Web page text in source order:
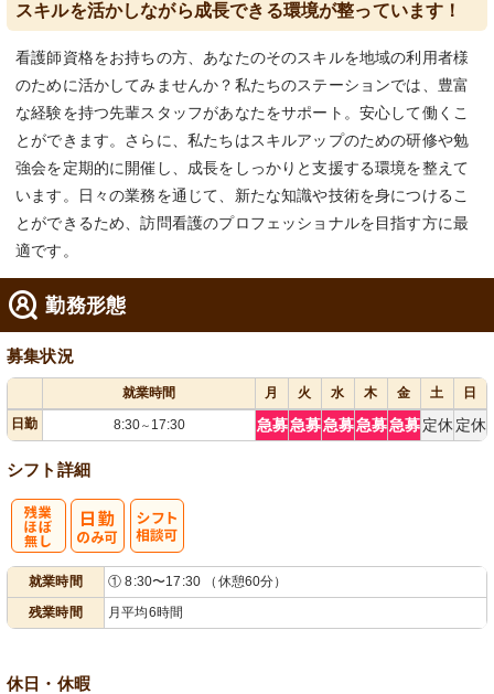
スキルを活かしながら成長できる環境が整っています！
看護師資格をお持ちの方、あなたのそのスキルを地域の利用者様
のために活かしてみませんか？私たちのステーションでは、豊富
な経験を持つ先輩スタッフがあなたをサポート。安心して働くこ
とができます。さらに、私たちはスキルアップのための研修や勉
強会を定期的に開催し、成長をしっかりと支援する環境を整えて
います。日々の業務を通じて、新たな知識や技術を身につけるこ
とができるため、訪問看護のプロフェッショナルを目指す方に最
適です。
勤務形態
募集状況
就業時間 月 火 水 木 金 土
日
日勤
8:30～ 17:30 急募急募急募急募急募 定休 定休
シフト詳細
就業時間
① 8:30〜17:30 （休憩60分）
残業時間
月平均6時間
休日・休暇